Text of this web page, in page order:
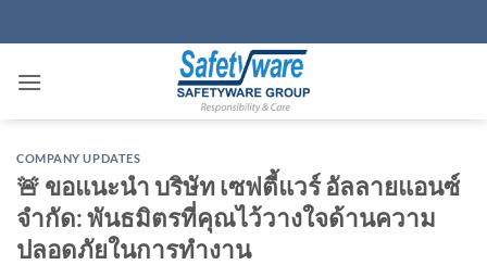
to
COMPANY UPDATES
🚨 ขอแนะนำ บริษัท เซฟตี้แวร์ อัลลายแอนซ์
จำกัด: พันธมิตรที่คุณไว้วางใจด้านความ
ปลอดภัยในการทำงาน